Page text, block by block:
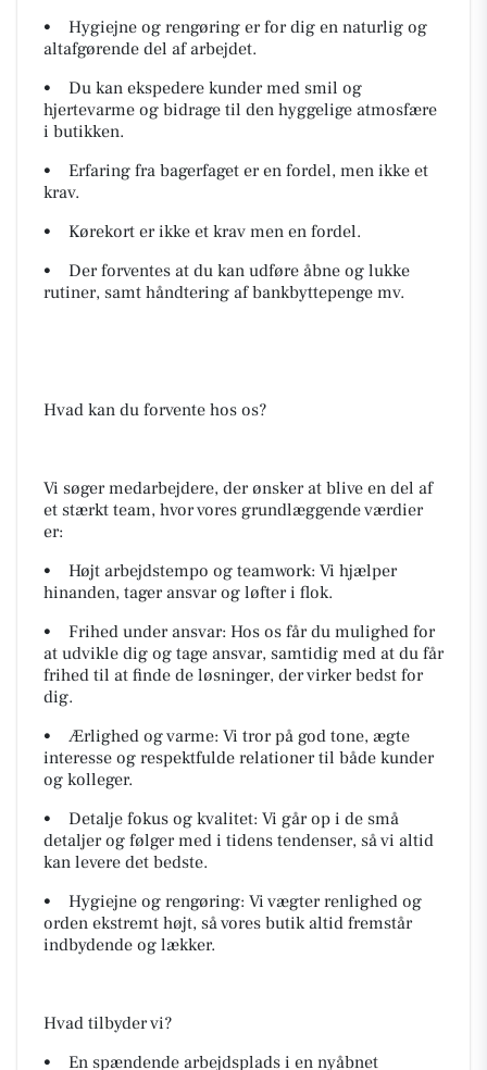
• Hygiejne og rengøring er for dig en naturlig og
altafgørende del af arbejdet.
• Du kan ekspedere kunder med smil og
hjertevarme og bidrage til den hyggelige atmosfære
i butikken.
• Erfaring fra bagerfaget er en fordel, men ikke et
krav.
• Kørekort er ikke et krav men en fordel.
• Der forventes at du kan udføre åbne og lukke
rutiner, samt håndtering af bankbyttepenge mv.
Hvad kan du forvente hos os?
Vi søger medarbejdere, der ønsker at blive en del af
et stærkt team, hvor vores grundlæggende værdier
er:
• Højt arbejdstempo og teamwork: Vi hjælper
hinanden, tager ansvar og løfter i flok.
• Frihed under ansvar: Hos os får du mulighed for
at udvikle dig og tage ansvar, samtidig med at du får
frihed til at finde de løsninger, der virker bedst for
dig.
• Ærlighed og varme: Vi tror på god tone, ægte
interesse og respektfulde relationer til både kunder
og kolleger.
• Detalje fokus og kvalitet: Vi går op i de små
detaljer og følger med i tidens tendenser, så vi altid
kan levere det bedste.
• Hygiejne og rengøring: Vi vægter renlighed og
orden ekstremt højt, så vores butik altid fremstår
indbydende og lækker.
Hvad tilbyder vi?
• En spændende arbejdsplads i en nyåbnet